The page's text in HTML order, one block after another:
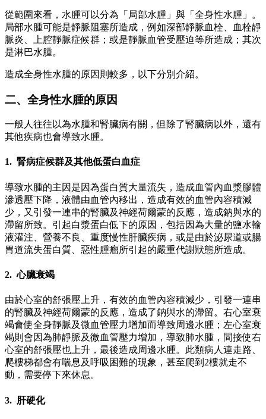
從範圍來看，水腫可以分為「局部水腫」與「全身性水腫」。
局部水腫可能是靜脈阻塞所造成，例如深部靜脈血栓、血栓靜
脈炎、上腔靜脈症候群；或是靜脈血管受壓迫等所造成；其次
是淋巴水腫。
造成全身性水腫的原因則較多，以下分別介紹。
二、全身性水腫的原因
一般人往往以為水腫和腎臟病有關，但除了腎臟病以外，還有
其他疾病也會導致水腫。
1. 腎病症候群及其他低蛋白血症
導致水腫的主因是因為蛋白質大量流失，造成血管內血漿膠體
滲透壓下降，液體由血管內移出，造成有效的血管內容積減
少，又引發一連串的腎臟及神經荷爾蒙的反應，造成鈉與水的
滯留所致。引起白漿蛋白低下的原因，包括因為大量的鹽水輸
液灌注、營養不良、重度慢性肝臟疾病，或是由於泌尿道或腸
胃道流失蛋白質、惡性腫瘤所引起的嚴重代謝狀態所造成。
2. 心臟衰竭
由於心室的舒張壓上升，有效的血管內容積減少，引發一連串
的腎臟及神經荷爾蒙的反應，造成了鈉與水的滯留。右心室衰
竭會使全身靜脈及微血管壓力增加而導致周邊水腫；左心室衰
竭則會因為肺靜脈及微血管壓力增加，導致肺水腫，間接使右
心室的舒張壓也上升，最後造成周邊水腫。此類病人連走路、
爬樓梯都會有喘息及呼吸困難的現象，甚至爬到2樓就走不
動，需要停下來休息。
3. 肝硬化